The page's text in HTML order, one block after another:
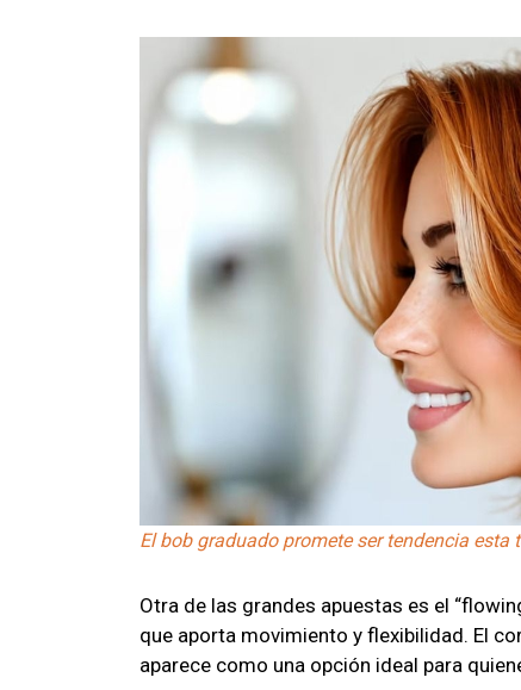
El bob graduado promete ser tendencia esta
Otra de las grandes apuestas es el
que aporta movimiento y flexibilidad. El
aparece como una opción ideal para